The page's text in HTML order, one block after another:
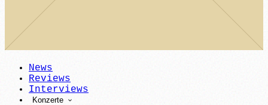
News
Reviews
Interviews
Konzerte